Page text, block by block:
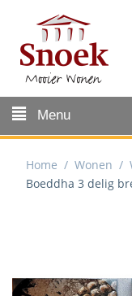
Menu
Home / Wonen /
Boeddha 3 delig